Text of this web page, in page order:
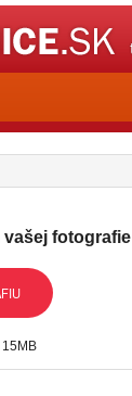
fotografie